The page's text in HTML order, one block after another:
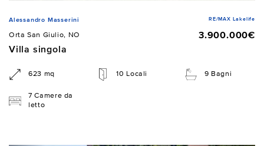
Alessandro Masserini RE/MAX Lakelife
Orta San Giulio, NO
3.900.000€
Villa singola
623 mq 10 Locali 9 Bagni
7 Camere da
letto